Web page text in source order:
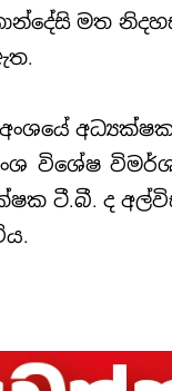
මත
විශේෂ
ටී.බී. ද